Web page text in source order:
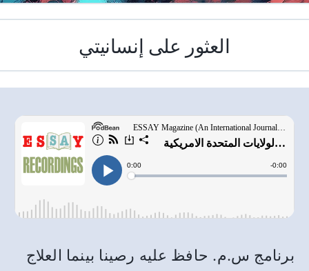
العثور على إنسانيتي
برنامج س.م. حافظ عليه رصينا بينما العلاج